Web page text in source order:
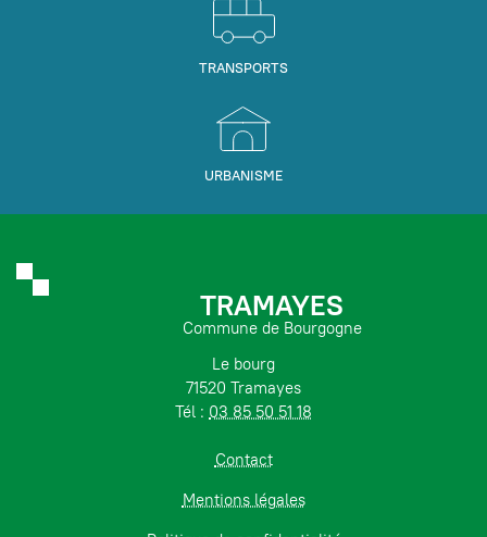
TRANSPORTS
URBANISME
TRAMAYES
Commune de Bourgogne
Le bourg
71520 Tramayes
Tél : 03 85 50 51 18
Contact
Mentions légales